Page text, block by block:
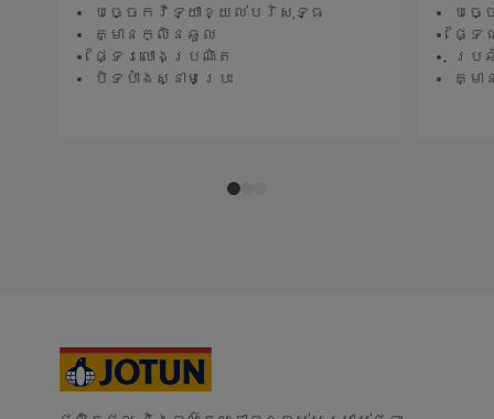
បច្ចេកវិទ្យាខ្យល់បរិសុទ្ធ
គ្មានក្លិនឆួល
ផ្ទៃរលោងប្រណិត
បិទបាំងស្នាមប្រេះ
បច្
ផ្ទ
ប្រ
គ្ម